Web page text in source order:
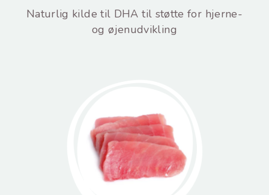
Naturlig kilde til DHA til støtte for hjerne-
og øjenudvikling